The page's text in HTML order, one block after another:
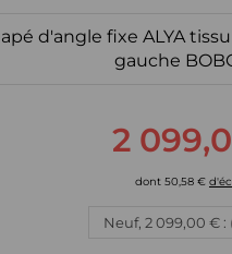
d'angle fixe ALYA
gauche
2
dont 50,58 €